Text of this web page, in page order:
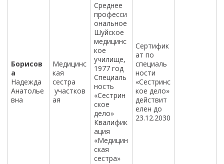
Борисов
а
Надежда
Анатолье
вна
Медицинс
кая
сестра
участков
ая
Среднее
професси
ональное
Шуйское
медицинс
кое
училище,
1977 год
Специаль
ность
«Сестрин
ское
дело»
Квалифик
ация
«Медицин
ская
сестра»
Сертифик
ат по
специаль
ности
«Сестринс
кое дело»
действит
елен до
23.12.2030